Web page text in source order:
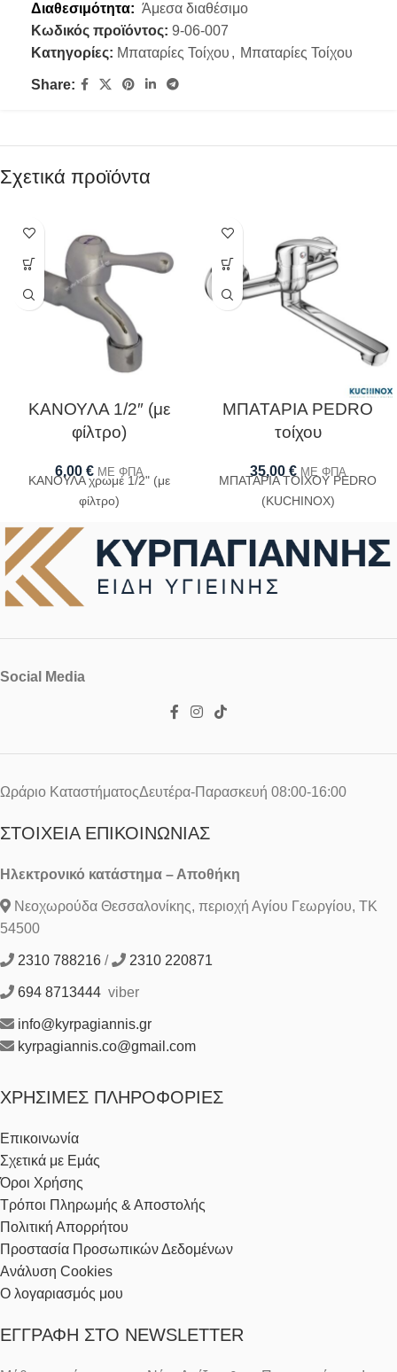
Διαθεσιμότητα: Άμεσα διαθέσιμο
Κωδικός προϊόντος: 9-06-007
Κατηγορίες: Μπαταρίες Τοίχου , Μπαταρίες Τοίχου
Share:
Σχετικά προϊόντα
ΚΑΝΟΥΛΑ 1/2″ (με
φίλτρο)
6,00 € ΜΕ ΦΠΑ
ΚΑΝΟΥΛΑ χρωμέ 1/2" (με
φίλτρο)
ΜΠΑΤΑΡΙΑ PEDRO
τοίχου
35,00 € ΜΕ ΦΠΑ
ΜΠΑΤΑΡΙΑ ΤΟΙΧΟΥ PEDRO
(KUCHINOX)
Social Media
Ωράριο ΚαταστήματοςΔευτέρα-Παρασκευή 08:00-16:00
ΣΤΟΙΧΕΊΑ ΕΠΙΚΟΙΝΩΝΊΑΣ
Ηλεκτρονικό κατάστημα – Αποθήκη
Νεοχωρούδα Θεσσαλονίκης, περιοχή Αγίου Γεωργίου, ΤΚ
54500
2310 788216 / 2310 220871
694 8713444 viber
info@kyrpagiannis.gr
kyrpagiannis.co@gmail.com
ΧΡΉΣΙΜΕΣ ΠΛΗΡΟΦΟΡΊΕΣ
Επικοινωνία
Σχετικά με Εμάς
Όροι Χρήσης
Τρόποι Πληρωμής & Αποστολής
Πολιτική Απορρήτου
Προστασία Προσωπικών Δεδομένων
Ανάλυση Cookies
Ο λογαριασμός μου
ΕΓΓΡΑΦΉ ΣΤΟ NEWSLETTER